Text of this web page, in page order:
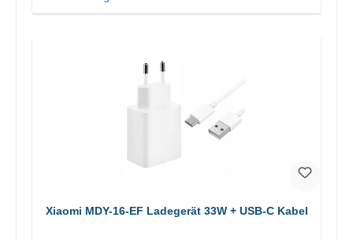
Xiaomi MDY-16-EF Ladegerät 33W + USB-C Kabel